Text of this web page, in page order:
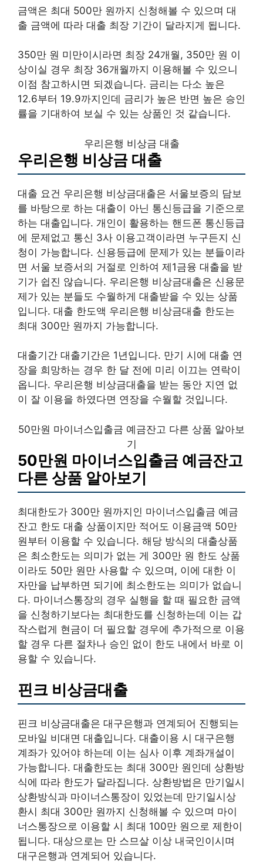
금액은 최대 500만 원까지 신청해볼 수 있으며 대
출 금액에 따라 대출 최장 기간이 달라지게 됩니다.
350만 원 미만이시라면 최장 24개월, 350만 원 이
상이실 경우 최장 36개월까지 이용해볼 수 있으니
이점 참고하시면 되겠습니다. 금리는 다소 높은
12.6부터 19.9까지인데 금리가 높은 반면 높은 승인
률을 기대하여 보실 수 있는 상품인 것 같습니다.
우리은행 비상금 대출
우리은행 비상금 대출
대출 요건 우리은행 비상금대출은 서울보증의 담보
를 바탕으로 하는 대출이 아닌 통신등급을 기준으로
하는 대출입니다. 개인이 활용하는 핸드폰 통신등급
에 문제없고 통신 3사 이용고객이라면 누구든지 신
청이 가능합니다. 신용등급에 문제가 있는 분들이라
면 서울 보증서의 거절로 인하여 제1금융 대출을 받
기가 쉽진 않습니다. 우리은행 비상금대출은 신용문
제가 있는 분들도 수월하게 대출받을 수 있는 상품
입니다. 대출 한도액 우리은행 비상금대출 한도는
최대 300만 원까지 가능합니다.
대출기간 대출기간은 1년입니다. 만기 시에 대출 연
장을 희망하는 경우 한 달 전에 미리 이끄는 연락이
옵니다. 우리은행 비상금대출을 받는 동안 지연 없
이 잘 이용을 하였다면 연장을 수월할 것입니다.
50만원 마이너스입출금 예금잔고 다른 상품 알아보
기
50만원 마이너스입출금 예금잔고
다른 상품 알아보기
최대한도가 300만 원까지인 마이너스입출금 예금
잔고 한도 대출 상품이지만 적어도 이용금액 50만
원부터 이용할 수 있습니다. 해당 방식의 대출상품
은 최소한도는 의미가 없는 게 300만 원 한도 상품
이라도 50만 원만 사용할 수 있으며, 이에 대한 이
자만을 납부하면 되기에 최소한도는 의미가 없습니
다. 마이너스통장의 경우 실행을 할 때 필요한 금액
을 신청하기보다는 최대한도를 신청하는데 이는 갑
작스럽게 현금이 더 필요할 경우에 추가적으로 이용
할 경우 다른 절차나 승인 없이 한도 내에서 바로 이
용할 수 있습니다.
핀크 비상금대출
핀크 비상금대출은 대구은행과 연계되어 진행되는
모바일 비대면 대출입니다. 대출이용 시 대구은행
계좌가 있어야 하는데 이는 심사 이후 계좌개설이
가능합니다. 대출한도는 최대 300만 원인데 상환방
식에 따라 한도가 달라집니다. 상환방법은 만기일시
상환방식과 마이너스통장이 있었는데 만기일시상
환시 최대 300만 원까지 신청해볼 수 있으며 마이
너스통장으로 이용할 시 최대 100만 원으로 제한이
됩니다. 대상으로는 만 스므살 이상 내국인이시며
대구은행과 연계되어 있습니다.